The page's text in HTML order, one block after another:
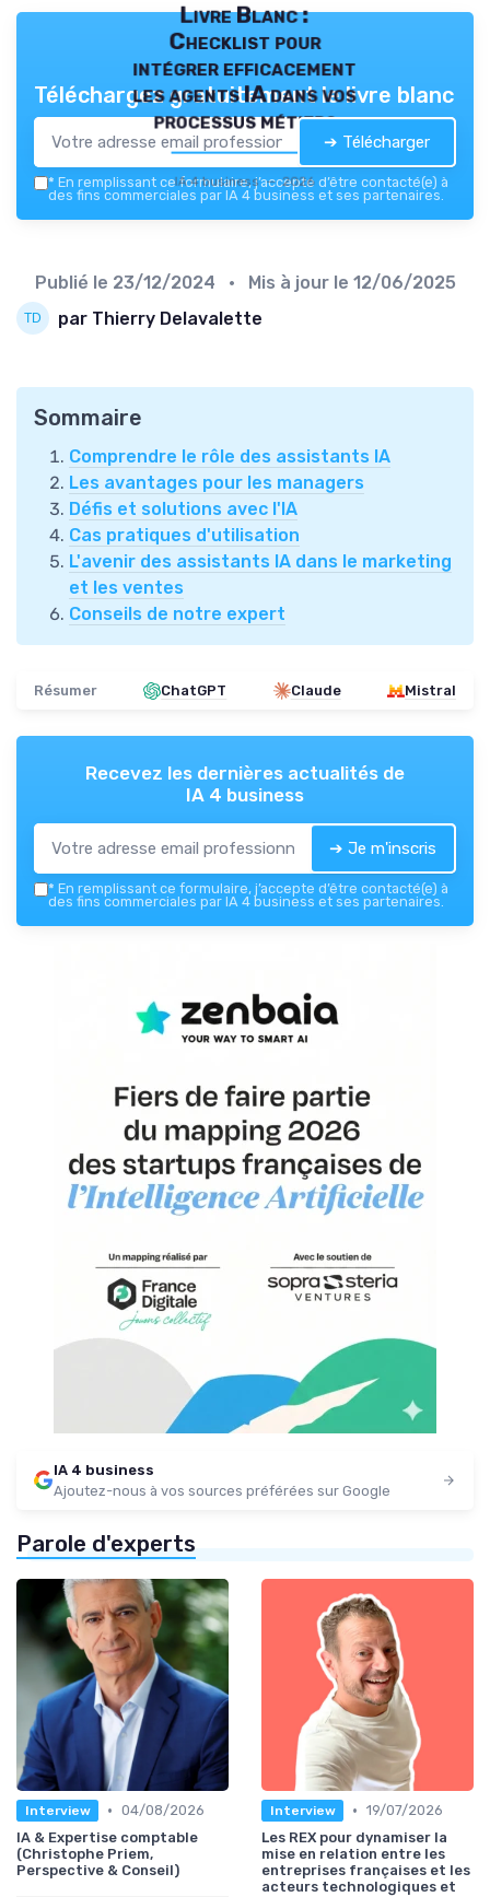
Livre Blanc :
Checklist pour
intégrer efficacement
les agents IA dans vos
processus métiers
IA 4 business — 2026
Téléchargez gratuitement le livre blanc
➔ Télécharger
* En remplissant ce formulaire, j’accepte d’être contacté(e) à
des fins commerciales par IA 4 business et ses partenaires.
Publié le 23/12/2024 • Mis à jour le 12/06/2025
par Thierry Delavalette
Sommaire
Comprendre le rôle des assistants IA
Les avantages pour les managers
Défis et solutions avec l'IA
Cas pratiques d'utilisation
L'avenir des assistants IA dans le marketing
et les ventes
Conseils de notre expert
Résumer ChatGPT Claude Mistral
Recevez les dernières actualités de
IA 4 business
➔ Je m'inscris
* En remplissant ce formulaire, j’accepte d’être contacté(e) à
des fins commerciales par IA 4 business et ses partenaires.
IA 4 business
Ajoutez-nous à vos sources préférées sur Google
Parole d'experts
Interview • 04/08/2026
IA & Expertise comptable
(Christophe Priem,
Perspective & Conseil)
Interview • 19/07/2026
Les REX pour dynamiser la
mise en relation entre les
entreprises françaises et les
acteurs technologiques et